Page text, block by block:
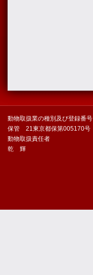
動物取扱業の種別及び登録番号
保管 21東京都保第005170号
動物取扱責任者
乾 輝